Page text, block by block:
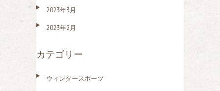
2023年3月
2023年2月
カテゴリー
ウィンタースポーツ